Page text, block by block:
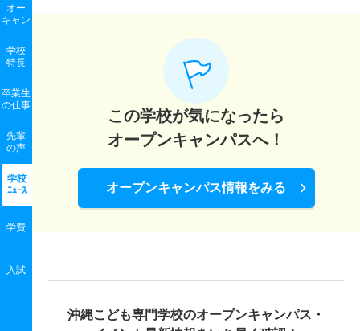
オー
キャン
学校
特長
卒業生
の仕事
先輩
の声
学校
ﾆｭｰｽ
学費
入試
この学校が気になったら
オープンキャンパスへ！
オープンキャンパス情報をみる
沖縄こども専門学校のオープンキャンパス・